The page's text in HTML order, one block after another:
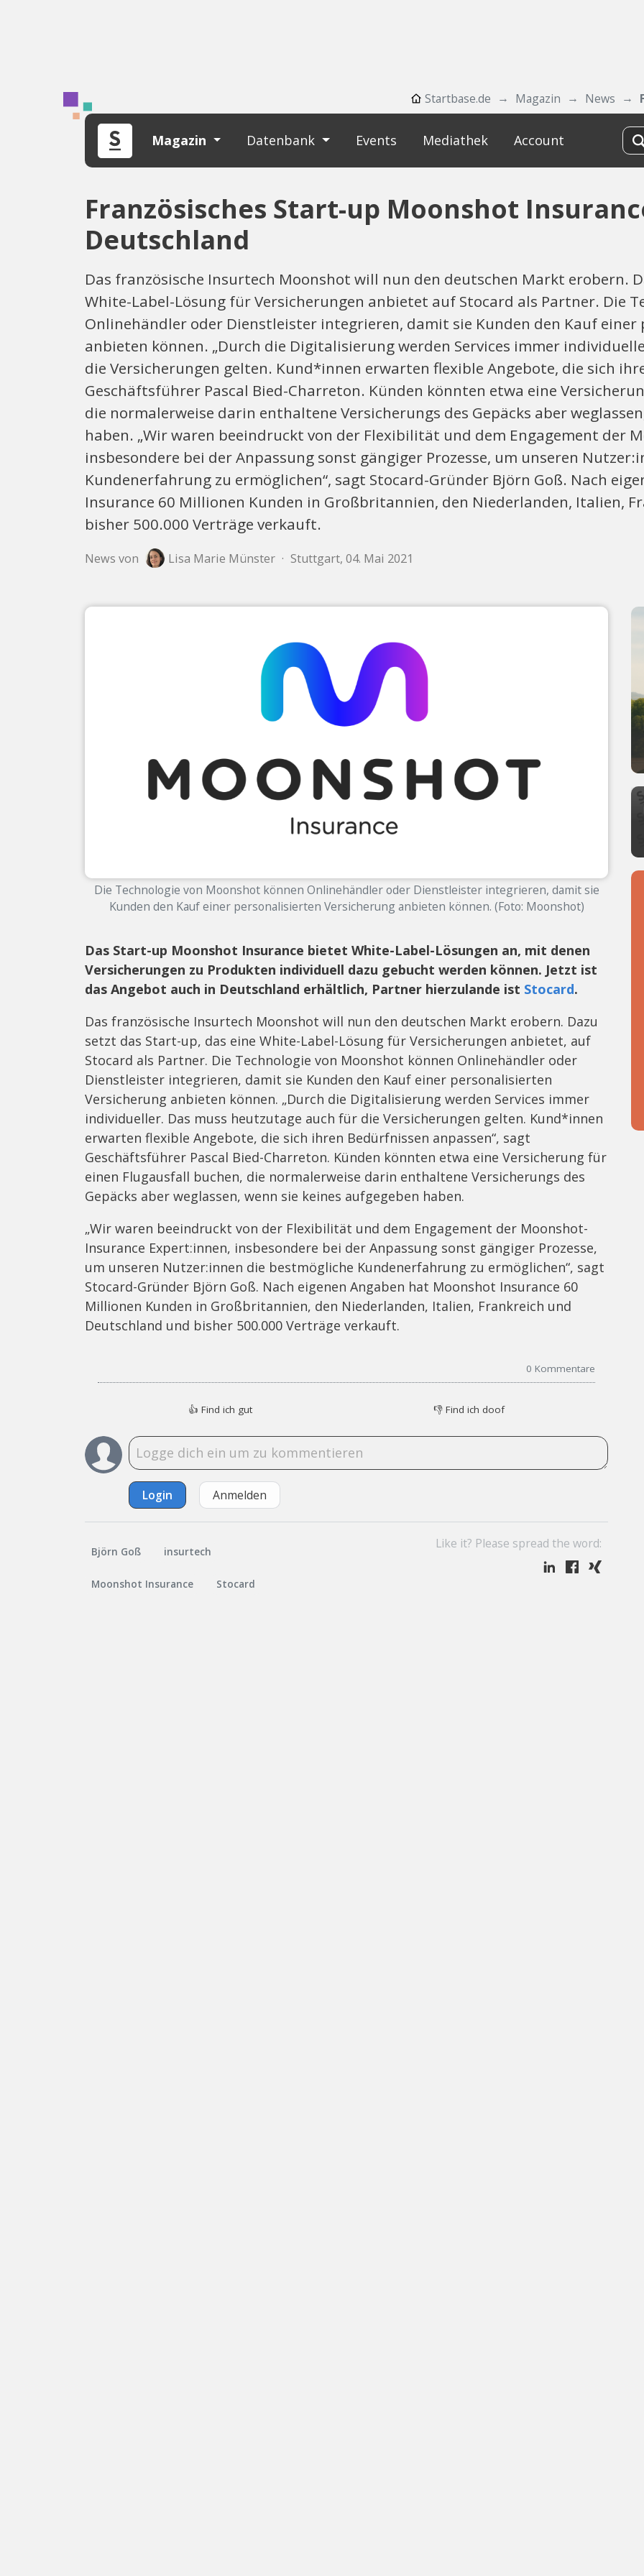
Startbase.de Magazin News
Magazin Datenbank Events Mediathek Account
Französisches Start-up Moonshot
Deutschland
Das französische Insurtech Moonshot will nun den deutschen Markt erobern.
White-Label-Lösung für Versicherungen anbietet auf Stocard als Partner. Die
Onlinehändler oder Dienstleister integrieren, damit sie Kunden den Kauf
anbieten können. „Durch die Digitalisierung werden Services immer
die Versicherungen gelten. Kund*innen erwarten flexible Angebote, die sich
Geschäftsführer Pascal Bied-Charreton. Künden könnten etwa eine
die normalerweise darin enthaltene Versicherungs des Gepäcks aber
haben. „Wir waren beeindruckt von der Flexibilität und dem Engagement der
insbesondere bei der Anpassung sonst gängiger Prozesse, um unseren
Kundenerfahrung zu ermöglichen“, sagt Stocard-Gründer Björn Goß. Nach
Insurance 60 Millionen Kunden in Großbritannien, den Niederlanden, Italien,
bisher 500.000 Verträge verkauft.
News von Lisa Marie Münster · Stuttgart, 04. Mai 2021
Die Technologie von Moonshot können Onlinehändler oder Dienstleister integrieren, damit sie
Kunden den Kauf einer personalisierten Versicherung anbieten können. (Foto: Moonshot)
Das Start-up Moonshot Insurance bietet White-Label-Lösungen an, mit denen
Versicherungen zu Produkten individuell dazu gebucht werden können. Jetzt ist
das Angebot auch in Deutschland erhältlich, Partner hierzulande ist Stocard.
Das französische Insurtech Moonshot will nun den deutschen Markt erobern. Dazu
setzt das Start-up, das eine White-Label-Lösung für Versicherungen anbietet, auf
Stocard als Partner. Die Technologie von Moonshot können Onlinehändler oder
Dienstleister integrieren, damit sie Kunden den Kauf einer personalisierten
Versicherung anbieten können. „Durch die Digitalisierung werden Services immer
individueller. Das muss heutzutage auch für die Versicherungen gelten. Kund*innen
erwarten flexible Angebote, die sich ihren Bedürfnissen anpassen“, sagt
Geschäftsführer Pascal Bied-Charreton. Künden könnten etwa eine Versicherung für
einen Flugausfall buchen, die normalerweise darin enthaltene Versicherungs des
Gepäcks aber weglassen, wenn sie keines aufgegeben haben.
„Wir waren beeindruckt von der Flexibilität und dem Engagement der Moonshot-
Insurance Expert:innen, insbesondere bei der Anpassung sonst gängiger Prozesse,
um unseren Nutzer:innen die bestmögliche Kundenerfahrung zu ermöglichen“, sagt
Stocard-Gründer Björn Goß. Nach eigenen Angaben hat Moonshot Insurance 60
Millionen Kunden in Großbritannien, den Niederlanden, Italien, Frankreich und
Deutschland und bisher 500.000 Verträge verkauft.
0 Kommentare
👍 Find ich gut 👎 Find ich doof
Login Anmelden
Björn Goß insurtech
Moonshot Insurance Stocard
Like it? Please spread the word: